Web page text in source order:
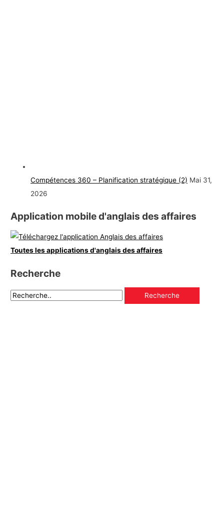
Compétences 360 – Planification stratégique (2) Mai 31,
2026
Application mobile d'anglais des affaires
Toutes les applications d'anglais des affaires
Recherche